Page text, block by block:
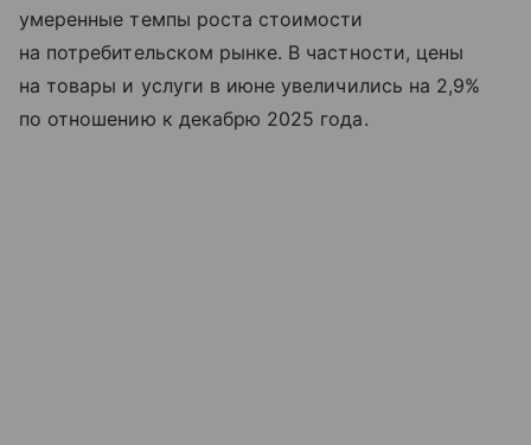
умеренные темпы роста стоимости
на потребительском рынке. В частности, цены
на товары и услуги в июне увеличились на 2,9%
по отношению к декабрю 2025 года.